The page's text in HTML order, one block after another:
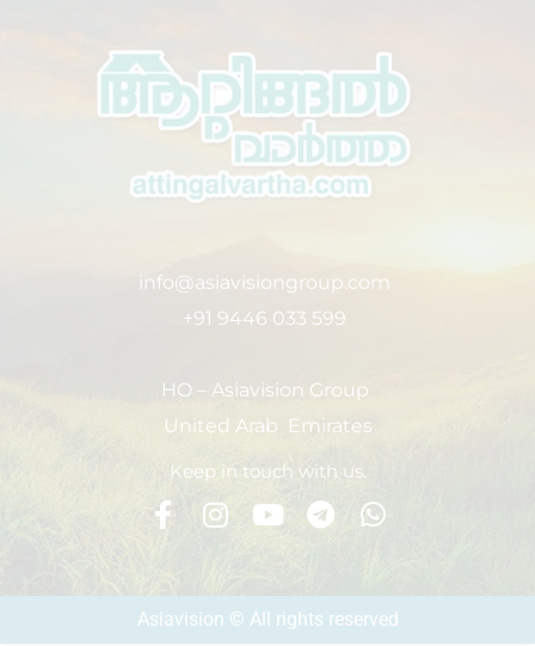
info@asiavisiongroup.com
+91 9446 033 599
HO – Asiavision Group
United Arab Emirates
Keep in touch with us.
Asiavision © All rights reserved